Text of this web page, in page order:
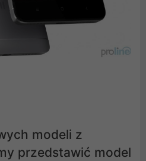
modeli z
przedstawić model